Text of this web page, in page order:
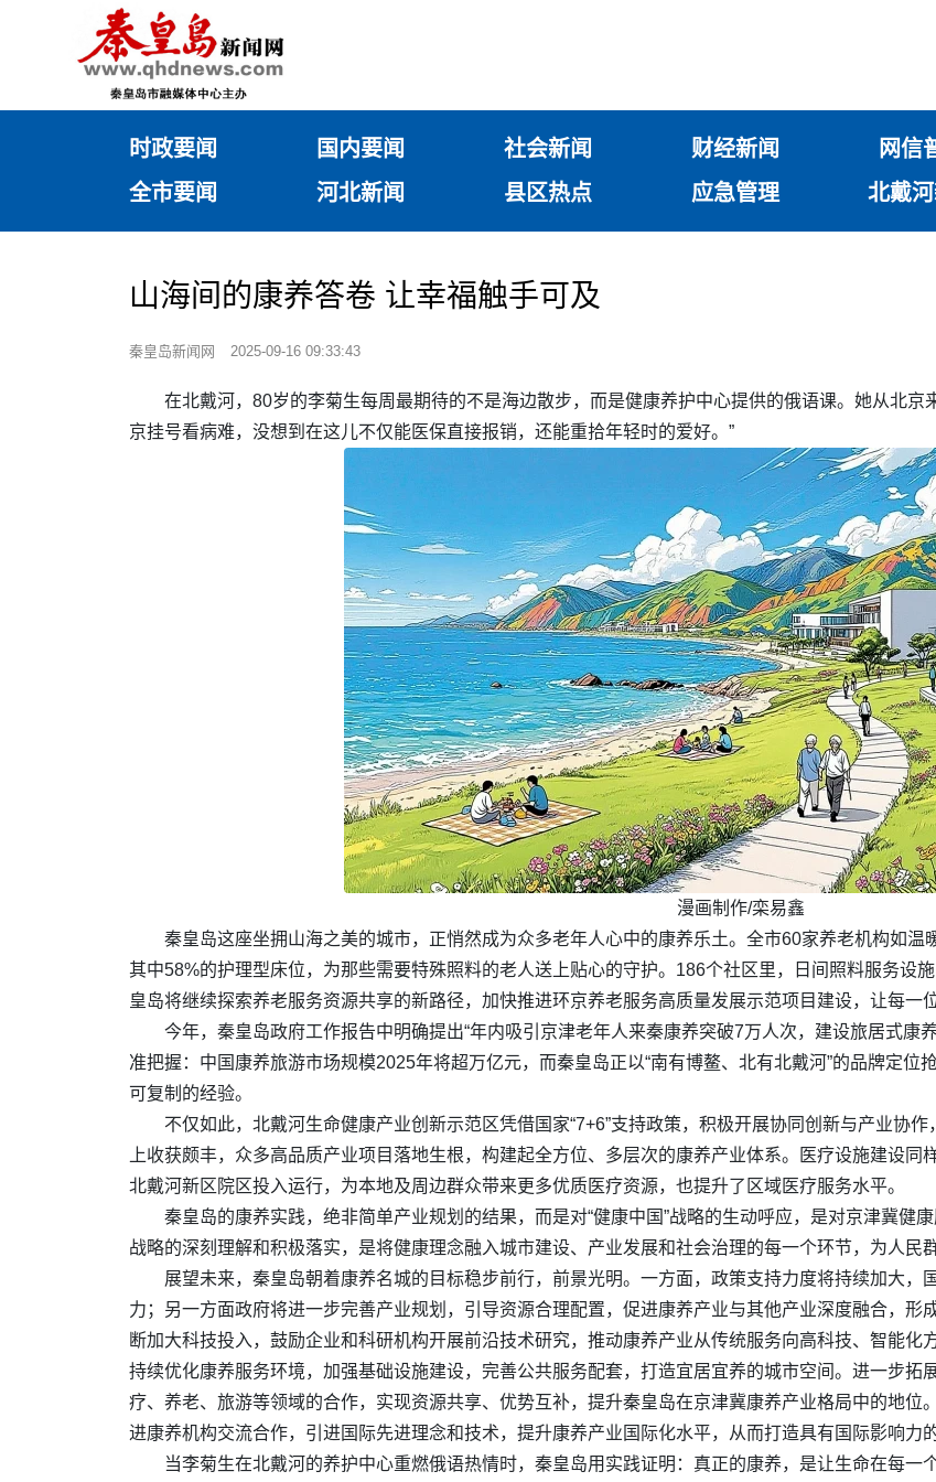
时政要闻 国内要闻 社会新闻 财经新闻 网信
全市要闻
河北新闻 县区热点 应急管理 北戴
山海间的康养答卷 让幸福触手可及
秦皇岛新闻网 2025-09-16 09:33:43
在北戴河，80岁的李菊生每周最期待的不是海边散步，而是健康养护中心提供的俄语课。她从北京
京挂号看病难，没想到在这儿不仅能医保直接报销，还能重拾年轻时的爱好。”
漫画制作/栾易鑫
秦皇岛这座坐拥山海之美的城市，正悄然成为众多老年人心中的康养乐土。全市60家养老机构如温
其中58%的护理型床位，为那些需要特殊照料的老人送上贴心的守护。186个社区里，日间照料服务设
皇岛将继续探索养老服务资源共享的新路径，加快推进环京养老服务高质量发展示范项目建设，让每一
今年，秦皇岛政府工作报告中明确提出“年内吸引京津老年人来秦康养突破7万人次，建设旅居式康
准把握：中国康养旅游市场规模2025年将超万亿元，而秦皇岛正以“南有博鳌、北有北戴河”的品牌定位
可复制的经验。
不仅如此，北戴河生命健康产业创新示范区凭借国家“7+6”支持政策，积极开展协同创新与产业协
上收获颇丰，众多高品质产业项目落地生根，构建起全方位、多层次的康养产业体系。医疗设施建设
北戴河新区院区投入运行，为本地及周边群众带来更多优质医疗资源，也提升了区域医疗服务水平。
秦皇岛的康养实践，绝非简单产业规划的结果，而是对“健康中国”战略的生动呼应，是对京津冀健
战略的深刻理解和积极落实，是将健康理念融入城市建设、产业发展和社会治理的每一个环节，为人民
展望未来，秦皇岛朝着康养名城的目标稳步前行，前景光明。一方面，政策支持力度将持续加大
力；另一方面政府将进一步完善产业规划，引导资源合理配置，促进康养产业与其他产业深度融合，
断加大科技投入，鼓励企业和科研机构开展前沿技术研究，推动康养产业从传统服务向高科技、智能化
持续优化康养服务环境，加强基础设施建设，完善公共服务配套，打造宜居宜养的城市空间。进一步拓
疗、养老、旅游等领域的合作，实现资源共享、优势互补，提升秦皇岛在京津冀康养产业格局中的地位
进康养机构交流合作，引进国际先进理念和技术，提升康养产业国际化水平，从而打造具有国际影响力
当李菊生在北戴河的养护中心重燃俄语热情时，秦皇岛用实践证明：真正的康养，是让生命在每一